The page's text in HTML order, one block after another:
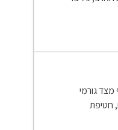
מצד גורמי
חטיפת